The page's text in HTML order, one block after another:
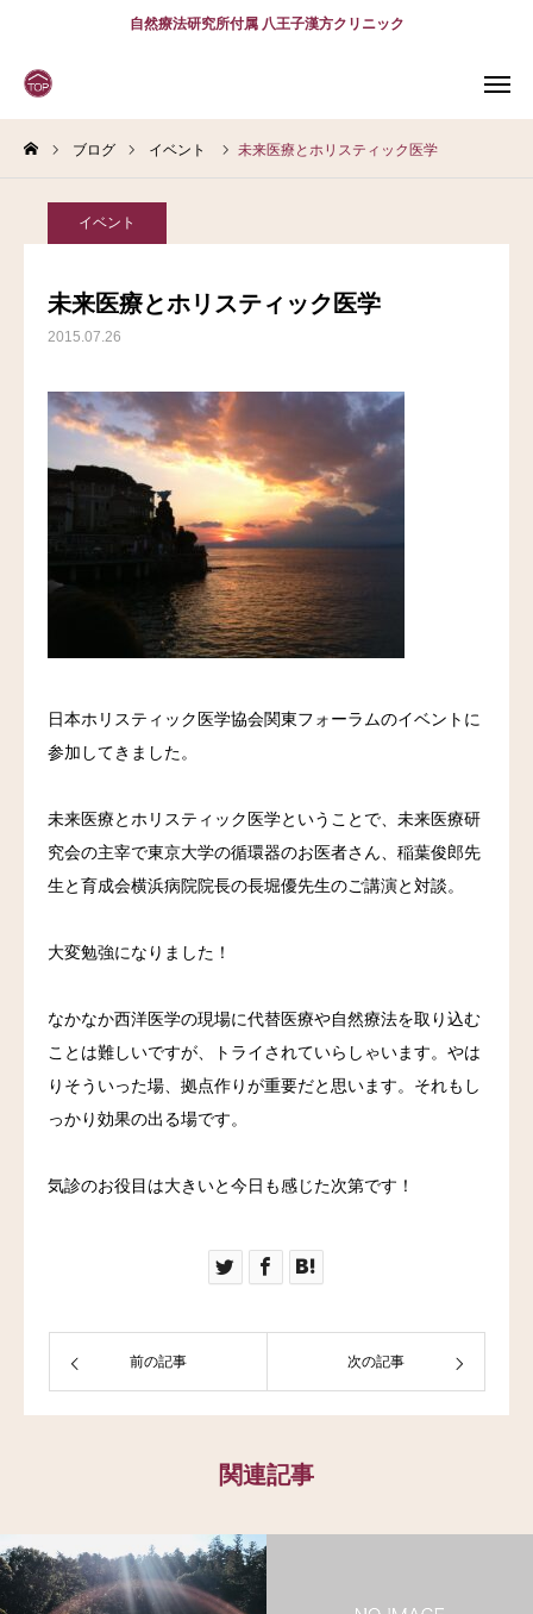
自然療法研究所付属 八王子漢方クリニック
ブログ イベント 未来医療とホリスティック医学
イベント
未来医療とホリスティック医学
2015.07.26
日本ホリスティック医学協会関東フォーラムのイベントに
参加してきました。
未来医療とホリスティック医学ということで、未来医療研
究会の主宰で東京大学の循環器のお医者さん、稲葉俊郎先
生と育成会横浜病院院長の長堀優先生のご講演と対談。
大変勉強になりました！
なかなか西洋医学の現場に代替医療や自然療法を取り込む
ことは難しいですが、トライされていらしゃいます。やは
りそういった場、拠点作りが重要だと思います。それもし
っかり効果の出る場です。
気診のお役目は大きいと今日も感じた次第です！
前の記事 次の記事
関連記事
WEB予約
電話予約
当院について
料金
リンク
気診の学校